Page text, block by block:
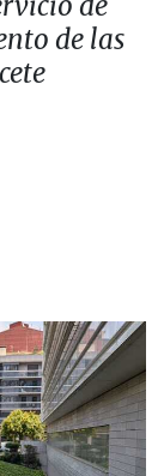
de las